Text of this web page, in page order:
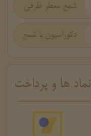
شمع معطر ظرفی
دکوراسیون با شمع
نماد ها و پرداخت